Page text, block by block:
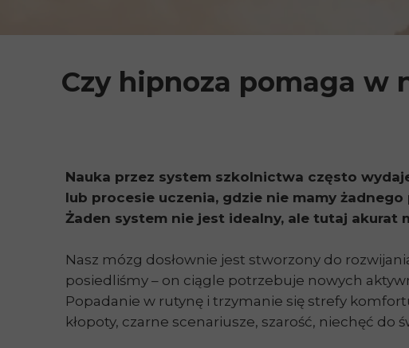
Nauka przez system szkolnictwa często
lub procesie uczenia, gdzie nie mamy
Żaden system nie jest idealny, ale tutaj akurat
Nasz mózg dosłownie jest stworzony do
posiedliśmy – on ciągle potrzebuje nowych
Popadanie w rutynę i trzymanie się strefy
kłopoty, czarne scenariusze, szarość, niechęć do
Czy hipnoza pomaga w